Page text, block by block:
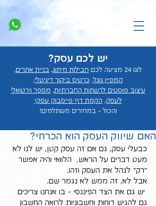
יש לכם עסק?
לוגו 24 מציעה לכם חבילות מיתוג, בניית אתרים,
קמפיין גוגל, כרטיס ביקור דיגיטלי,
עיצוב פוסטים לרשתות החברתיות, מספר וירטואלי
לעסק, הקמת דף פייסבוק עסקי
והכול - במחירים משתלמים!
האם שיווק העסק הוא הכרחי?
כבעלי עסק, גם אם זה עסק קטן, יש לנו לא
מעט דברים על הראש.  הלוואי והיה אפשר
"רק" לנהל את העסק וזהו.
אבל לא, זה ממש לא נגמר שם.
יש גם את הצד הפיננסי - בו אנחנו צריכים
גם להגיש דוחות וחשבוניות לרואה החשבון